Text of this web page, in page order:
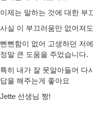
이제는 말하는 것에 대한 부
사실 이 부끄러움만 없어져
뻔뻔함이 없어 고생하던 저
정말 큰 도움을 주었습니다.
특히 내가 잘 못알아들어 다
답을 해주는게 좋아요
Jette 선생님 짱!